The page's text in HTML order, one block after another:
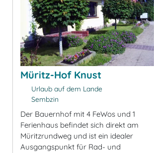
Müritz-Hof Knust
Urlaub auf dem Lande
Sembzin
Der Bauernhof mit 4 FeWos und 1
Ferienhaus befindet sich direkt am
Müritzrundweg und ist ein idealer
Ausgangspunkt für Rad- und